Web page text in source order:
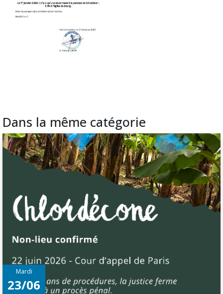
Dans la même catégorie
Mardi
23/06